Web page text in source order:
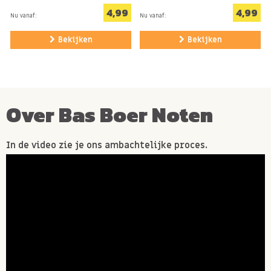
Nu vanaf: 4,99
Bekijken
Nu vanaf: 4,99
Bekijken
Over Bas Boer Noten
In de video zie je ons ambachtelijke proces.